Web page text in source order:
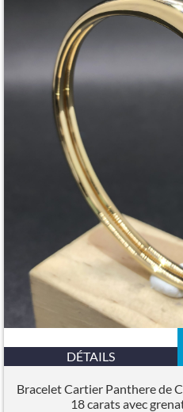
DÉTAILS
Bracelet Cartier Panthere de
18 carats avec